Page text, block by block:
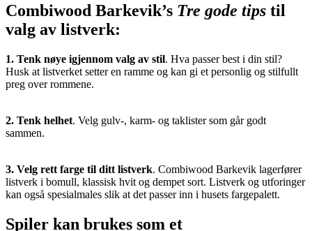
Combiwood Barkevik’s Tre gode tips til
valg av listverk:
1. Tenk nøye igjennom valg av stil. Hva passer best i din stil?
Husk at listverket setter en ramme og kan gi et personlig og stilfullt
preg over rommene.
2. Tenk helhet. Velg gulv-, karm- og taklister som går godt
sammen.
3. Velg rett farge til ditt listverk. Combiwood Barkevik lagerfører
listverk i bomull, klassisk hvit og dempet sort. Listverk og utforinger
kan også spesialmales slik at det passer inn i husets fargepalett.
Spiler kan brukes som et